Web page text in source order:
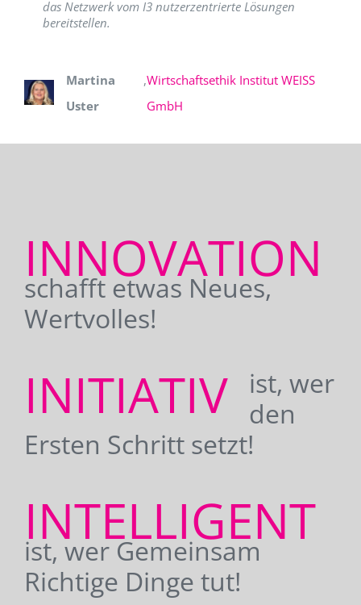
das Netzwerk vom I3 nutzerzentrierte Lösungen
bereitstellen.
Martina
Uster
,Wirtschaftsethik Institut WEISS
GmbH
INNOVATION
schafft etwas Neues,
Wertvolles!
INITIATIV
ist, wer
den
Ersten Schritt setzt!
INTELLIGENT
ist, wer Gemeinsam
Richtige Dinge tut!